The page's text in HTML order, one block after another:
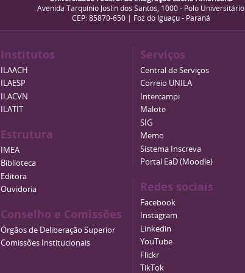
Avenida Tarquínio Joslin dos Santos, 1000 - Polo Universitário
CEP: 85870-650 | Foz do Iguaçu - Paraná
Institutos
ILAACH
ILAESP
ILACVN
ILATIT
Estrutura
IMEA
Biblioteca
Editora
Ouvidoria
Conselho e Comissões
Órgãos de Deliberação Superior
Comissões Institucionais
Serviços
Central de Serviços
Correio UNILA
Intercampi
Malote
SIG
Memo
Sistema Inscreva
Portal EaD (Moodle)
Redes sociais
Facebook
Instagram
Linkedin
YouTube
Flickr
TikTok